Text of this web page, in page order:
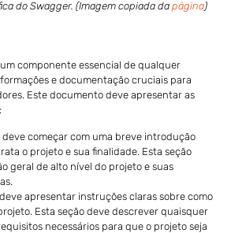
do Swagger. (Imagem copiada da página)
um componente essencial de qualquer
e documentação cruciais para
Este documento deve apresentar as
deve começar com uma breve introdução
o projeto e sua finalidade. Esta seção
geral de alto nível do projeto e suas
deve apresentar instruções claras sobre como
Esta seção deve descrever quaisquer
necessários para que o projeto seja